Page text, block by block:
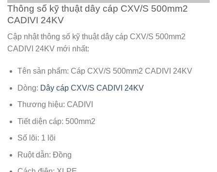
Thông số kỹ thuật dây cáp CXV/S 500mm2
CADIVI 24KV
Cập nhật thông số kỹ thuật dây cáp CXV/S 500mm2
CADIVI 24KV mới nhất:
Tên sản phẩm: Cáp CXV/S 500mm2 CADIVI 24KV
Dòng: Dây cáp CXV/S CADIVI 24KV
Thương hiệu: CADIVI
Tiết diện cáp: 500mm2
Số lõi: 1 lõi
Ruột dẫn: Đồng